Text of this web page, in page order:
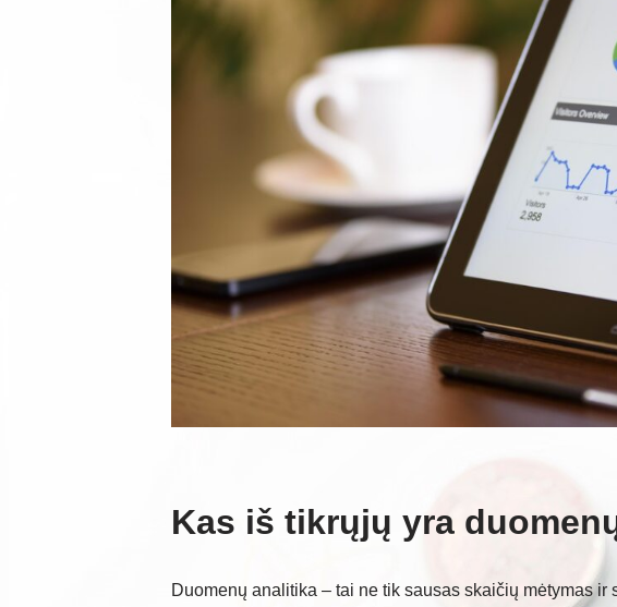
Kas iš tikrųjų yra
Duomenų analitika – tai ne tik sausas skaičių mėtymas